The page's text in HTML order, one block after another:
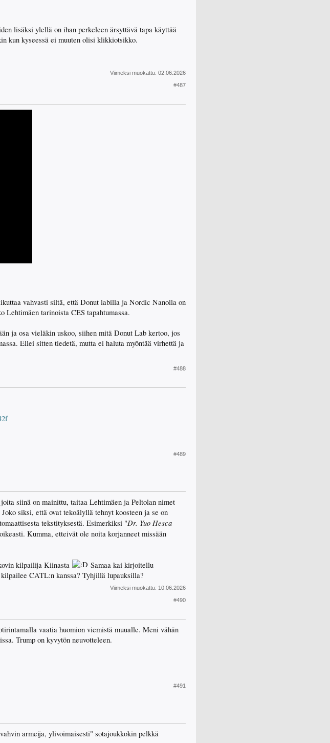
lisäksi ylellä on ihan perkeleen ärsyttävä tapa käyttää
kun kyseessä ei muuten olisi klikkiotsikko.
Viimeksi muokattu: 02.06.2026
#487
vahvasti siltä, että Donut labilla ja Nordic Nanolla on
Lehtimäen tarinoista CES tapahtumassa.
ja osa vieläkin uskoo, siihen mitä Donut Lab kertoo, jos
Ellei sitten tiedetä, mutta ei haluta myöntää virhettä ja
#488
#489
siinä on mainittu, taitaa Lehtimäen ja Peltolan nimet
siksi, että ovat tekoälyllä tehnyt koosteen ja se on
tekstityksestä. Esimerkiksi "Dr. Yuo Hesca
Kumma, etteivät ole noita korjanneet missään
kilpailija Kiinasta
Samaa kai kirjoitellu
CATL:n kanssa? Tyhjillä lupauksilla?
Viimeksi muokattu: 10.06.2026
#490
vaatia huomion viemistä muualle. Meni vähän
Trump on kyvytön neuvotteleen.
#491
armeija, ylivoimaisesti" sotajoukkokin pelkkä